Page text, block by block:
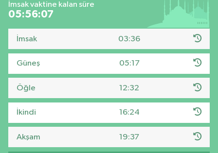
İmsak vaktine kalan süre
05:56:07
İmsak 03:36
Güneş 05:17
Öğle 12:32
İkindi 16:24
Akşam 19:37